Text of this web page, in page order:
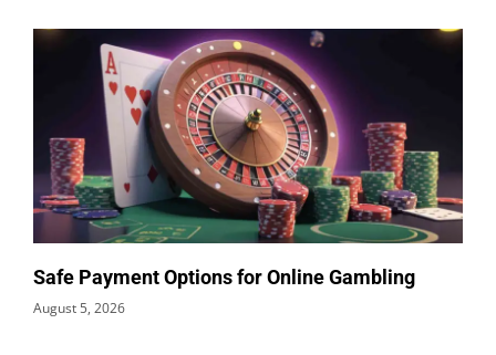
Safe Payment Options for Online Gambling
August 5, 2026